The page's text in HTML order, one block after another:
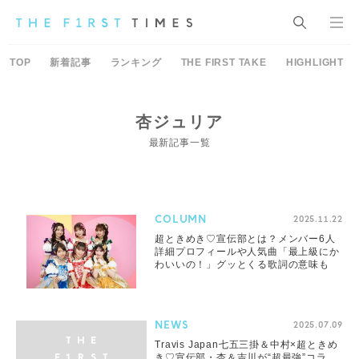
TOP 新着記事 ランキング THE FIRST TAKE HIGHLIGHT
杏ジュリア
最新記事一覧
COLUMN 2025.11.22
超ときめき♡宣伝部とは？メンバー6人
詳細プロフィールや人気曲「最上級にか
わいいの！」グッとくる歌詞の意味も
NEWS 2025.07.09
Travis Japan七五三掛＆中村×超ときめ